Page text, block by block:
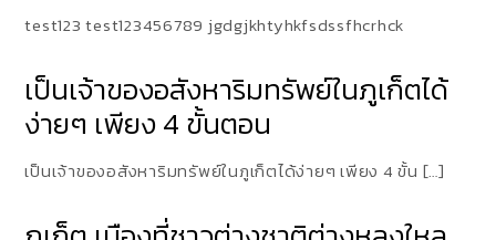
test123 test123456789 jgdgjkhtyhkfsdssfhcrhck
เป็นเจ้าของอสังหาริมทรัพย์ในภูเก็ตได้
ง่ายๆ เพียง 4 ขั้นตอน
เป็นเจ้าของอสังหาริมทรัพย์ในภูเก็ตได้ง่ายๆ เพียง 4 ขั้น […]